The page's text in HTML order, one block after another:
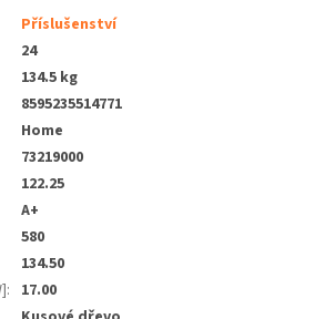
Příslušenství
24
134.5 kg
8595235514771
Home
73219000
122.25
A+
580
134.50
: 17.00